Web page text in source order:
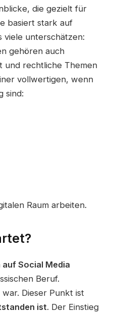
die gezielt für
basiert stark auf
viele unterschätzen:
gehören auch
und rechtliche Themen
vollwertigen, wenn
sind:
Raum arbeiten.
Social Media
Beruf.
Dieser Punkt ist
ist. Der Einstieg